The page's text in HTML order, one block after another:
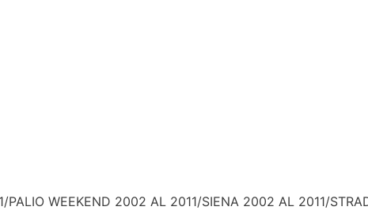
WEEKEND 2002 AL 2011/SIENA 2002 AL 2011/